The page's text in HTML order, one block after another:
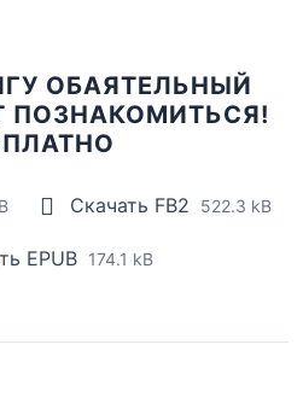
ОБАЯТЕЛЬНЫЙ
ПОЗНАКОМИТЬСЯ!
Скачать FB2 522.3 kB
EPUB 174.1 kB